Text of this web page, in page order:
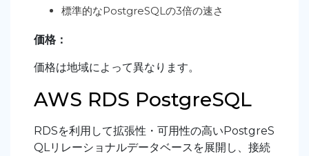
標準的なPostgreSQLの3倍の速さ
価格：
価格は地域によって異なります。
AWS RDS PostgreSQL
RDSを利用して拡張性・可用性の高いPostgreS
QLリレーショナルデータベースを展開し、接続